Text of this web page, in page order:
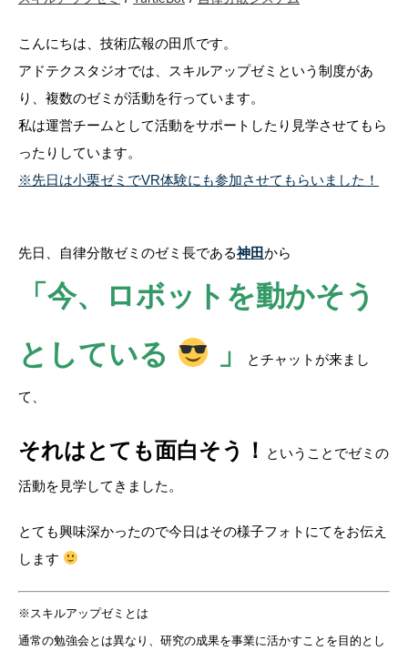
こんにちは、技術広報の田爪です。
アドテクスタジオでは、スキルアップゼミという制度があ
り、複数のゼミが活動を行っています。
私は運営チームとして活動をサポートしたり見学させてもら
ったりしています。
※先日は小栗ゼミでVR体験にも参加させてもらいました！
先日、自律分散ゼミのゼミ長である神田から
「今、ロボットを動かそう
としている
」 とチャットが来まし
て、
それはとても面白そう！ ということでゼミの
活動を見学してきました。
とても興味深かったので今日はその様子フォトにてをお伝え
します
※スキルアップゼミとは
通常の勉強会とは異なり、研究の成果を事業に活かすことを目的とし